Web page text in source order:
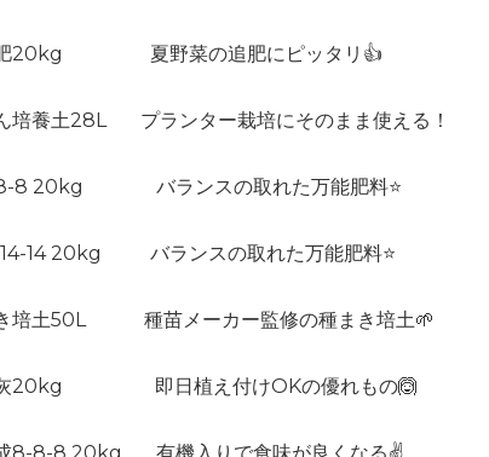
肥20kg 夏野菜の追肥にピッタリ👍
培養土28L プランター栽培にそのまま使える！
8-8 20kg バランスの取れた万能肥料⭐️
14-14 20kg バランスの取れた万能肥料⭐️
き培土50L 種苗メーカー監修の種まき培土🌱
灰20kg 即日植え付けOKの優れもの🙆